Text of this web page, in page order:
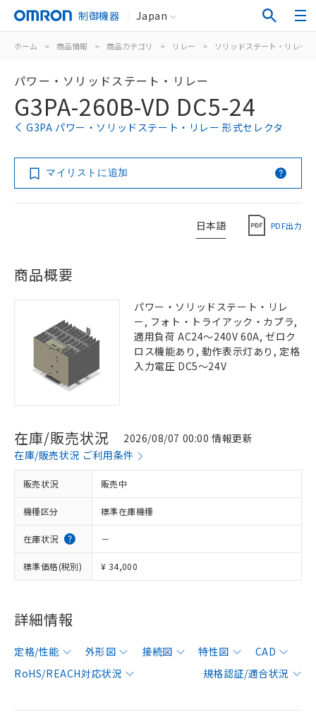
制御機器 Japan
ホーム > 商品情報 > 商品カテゴリ > リレー > ソリッドステート・リレー
パワー・ソリッドステート・リレー
G3PA-260B-VD DC5-24
G3PA パワー・ソリッドステート・リレー 形式セレクタ
マイリストに追加
日本語 PDF出力
商品概要
パワー・ソリッドステート・リレ
ー, フォト・トライアック・カプラ,
適用負荷 AC24～240V 60A, ゼロク
ロス機能あり, 動作表示灯あり, 定格
入力電圧 DC5～24V
在庫/販売状況
2026/08/07 00:00 情報更新
在庫/販売状況 ご利用条件
販売状況 販売中
機種区分 標準在庫機種
在庫状況 －
標準価格(税別) ¥ 34,000
詳細情報
定格/性能 外形図 接続図 特性図
CAD
RoHS/REACH対応状況
規格認証/適合状況